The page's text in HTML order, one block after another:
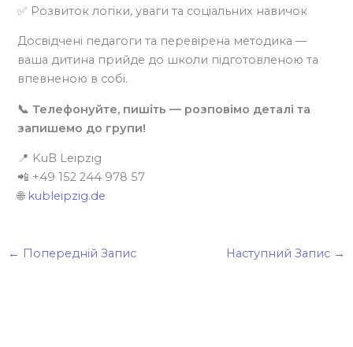
✅ Розвиток логіки, уваги та соціальних навичок
Досвідчені педагоги та перевірена методика —
ваша дитина прийде до школи підготовленою та
впевненою в собі.
📞 Телефонуйте, пишіть — розповімо деталі та
запишемо до групи!
📍 KuB Leipzig
📲 +49 152 244 978 57
🌐 kubleipzig.de
← Попередній Запис Наступний Запис →